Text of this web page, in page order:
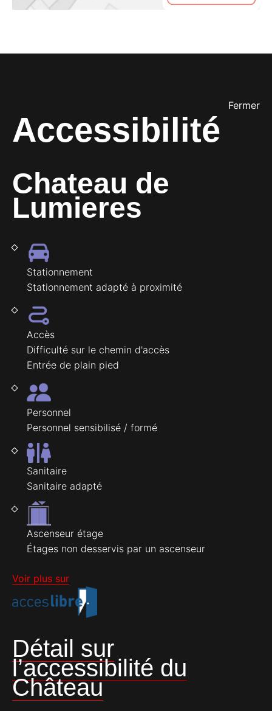
Fermer
Accessibilité
Chateau de
Lumieres
Stationnement
Stationnement adapté à proximité
Accès
Difficulté sur le chemin d'accès
Entrée de plain pied
Personnel
Personnel sensibilisé / formé
Sanitaire
Sanitaire adapté
Ascenseur étage
Étages non desservis par un ascenseur
Voir plus sur
Détail sur
l’accessibilité du
Château